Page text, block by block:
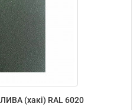
(хакі) RAL 6020